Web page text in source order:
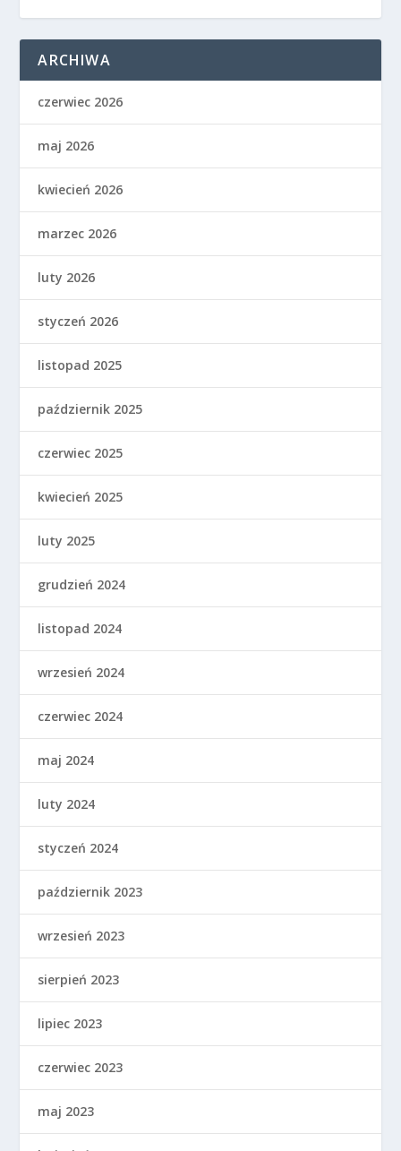
ARCHIWA
czerwiec 2026
maj 2026
kwiecień 2026
marzec 2026
luty 2026
styczeń 2026
listopad 2025
październik 2025
czerwiec 2025
kwiecień 2025
luty 2025
grudzień 2024
listopad 2024
wrzesień 2024
czerwiec 2024
maj 2024
luty 2024
styczeń 2024
październik 2023
wrzesień 2023
sierpień 2023
lipiec 2023
czerwiec 2023
maj 2023